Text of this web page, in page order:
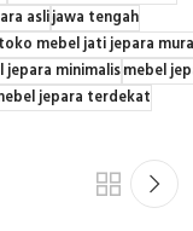
aslijawa tengah
mebel jati jepara
jepara minimalismebel
jepara terdekat